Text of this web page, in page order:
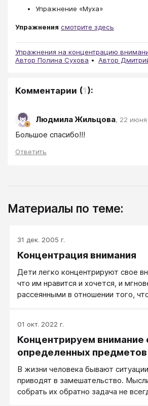
Упражнение «Муха»
Упражнения смотрите здесь
Упражнения на концентрацию
Автор Полина Сухова
Автор
Комментарии (1):
Людмила Жильцова, 22 июня
Большое спасибо!!!
Ответить
Материалы по теме:
31 дек. 2005 г.
Концентрация внимания
Дети легко концентрируют свое
что им нравится и хочется, и
рассеянными в отношении того,
01 окт. 2022 г.
Концентрируем
определенных предметов
В жизни человека бывают
приводят в замешательство.
собрать их обратно задача не